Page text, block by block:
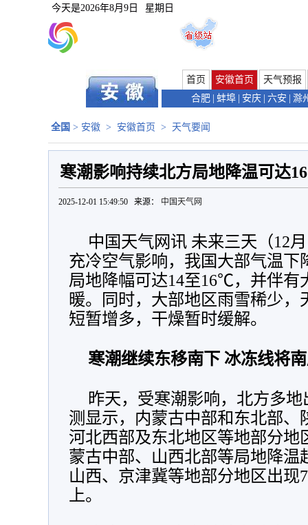
今天是2026年8月9日 星期日
首页 安徽首页
天气预报
合肥 蚌埠 安庆 六安 滁
全国 > 安徽 > 安徽首页 > 天气要闻
寒潮影响持续北方局地降温可达
2025-12-01 15:49:50 来源： 中国天气网
中国天气网讯 未来三天（12
充冷空气影响，我国大部气温下
局地降幅可达14至16℃，并伴有
暖。同时，大部地区雨雪稀少
短暂增多，干燥暂时缓解。
寒潮继续东移南下 冰冻线将
昨天，受寒潮影响，北方多
测显示， 内蒙古中部和东北部、
河北西部及东北地区等地部分
蒙古中部、山西北部等局地降
山西、京津冀等地部分地区出现
上。